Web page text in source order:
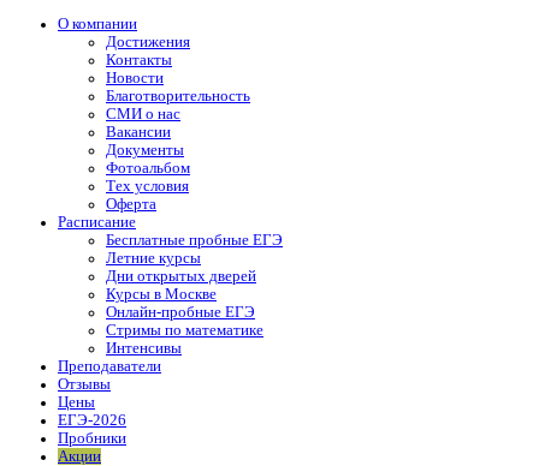
О компании
Достижения
Контакты
Новости
Благотворительность
СМИ о нас
Вакансии
Документы
Фотоальбом
Тех условия
Оферта
Расписание
Бесплатные пробные ЕГЭ
Летние курсы
Дни открытых дверей
Курсы в Москве
Онлайн-пробные ЕГЭ
Стримы по математике
Интенсивы
Преподаватели
Отзывы
Цены
ЕГЭ-2026
Пробники
Акции